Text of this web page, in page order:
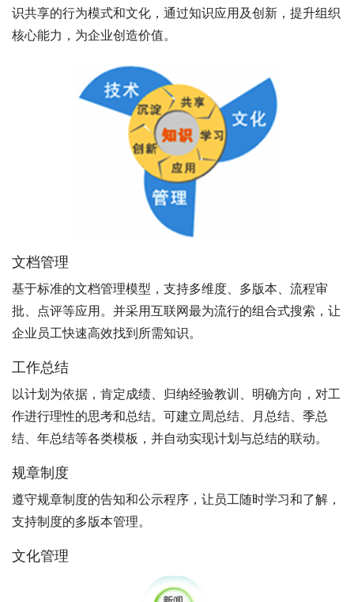
识共享的行为模式和文化，通过知识应用及创新，提升组织
核心能力，为企业创造价值。
文档管理
基于标准的文档管理模型，支持多维度、多版本、流程审
批、点评等应用。并采用互联网最为流行的组合式搜索，让
企业员工快速高效找到所需知识。
工作总结
以计划为依据，肯定成绩、归纳经验教训、明确方向，对工
作进行理性的思考和总结。可建立周总结、月总结、季总
结、年总结等各类模板，并自动实现计划与总结的联动。
规章制度
遵守规章制度的告知和公示程序，让员工随时学习和了解，
支持制度的多版本管理。
文化管理